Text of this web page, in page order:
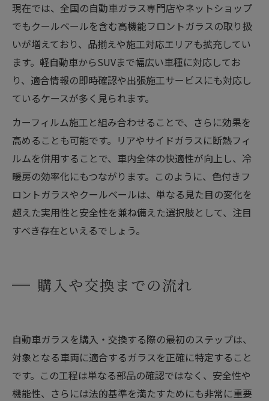
現在では、全国の自動車ガラス専門店やネットショップ
でもクールベールを含む高機能フロントガラスの取り扱
いが増えており、品揃えや施工対応エリアも拡充してい
ます。軽自動車からSUVまで幅広い車種に対応してお
り、適合情報の即時確認や出張施工サービスにも対応し
ているケースが多く見られます。
カーフィルム施工と組み合わせることで、さらに効果を
高めることも可能です。リアやサイドガラスに断熱フィ
ルムを併用することで、車内全体の快適性が向上し、冷
暖房の効率化にもつながります。このように、色付きフ
ロントガラスやクールベールは、単なる見た目の変化を
超えた実用性と安全性を兼ね備えた選択肢として、注目
すべき存在といえるでしょう。
購入や交換までの流れ
自動車ガラスを購入・交換する際の最初のステップは、
対象となる車両に適合するガラスを正確に特定すること
です。この工程は単なる部品の確認ではなく、安全性や
機能性、さらには法的基準を満たすためにも非常に重要